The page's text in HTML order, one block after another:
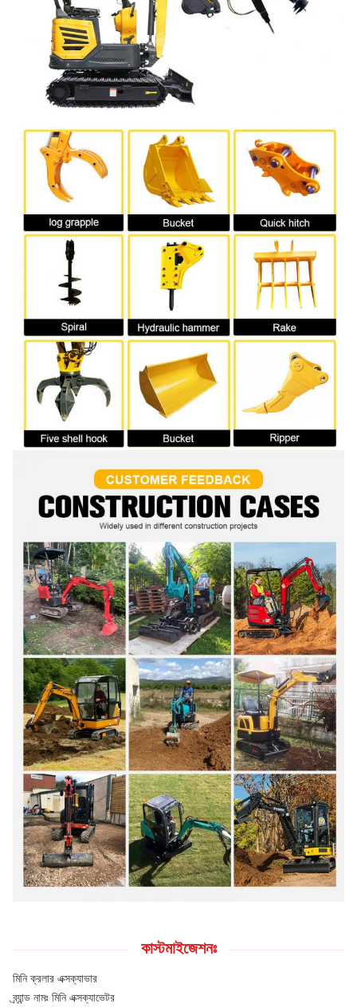
কাস্টমাইজেশনঃ
মিনি ক্রলার এক্সক্যাভার
ব্র্যান্ড নামঃ মিনি এক্সক্যাভেটর